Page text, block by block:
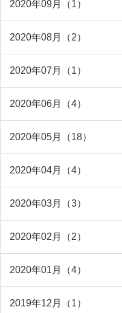
2020年09月（1）
2020年08月（2）
2020年07月（1）
2020年06月（4）
2020年05月（18）
2020年04月（4）
2020年03月（3）
2020年02月（2）
2020年01月（4）
2019年12月（1）